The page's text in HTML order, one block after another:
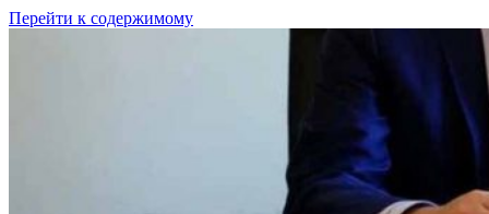
Перейти к содержимому